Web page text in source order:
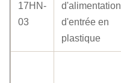
17HN-
03
d'alimentation
d'entrée en
plastique